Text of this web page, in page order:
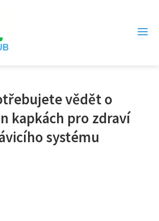
vědět o
kapkách pro zdraví
systému